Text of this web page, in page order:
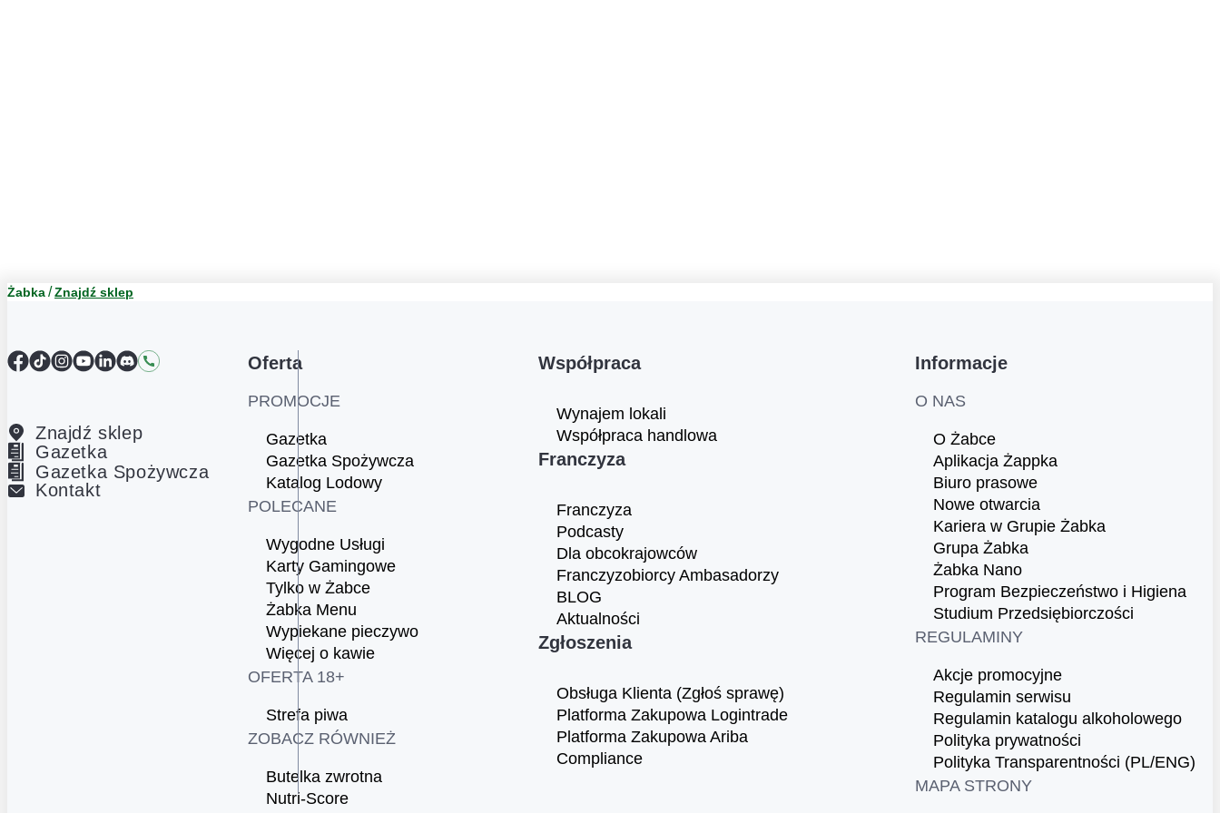
Żabka Znajdź sklep
Facebook
TikTokInstagram
YouTube
LinkedIn
DiscordKontakt
Znajdź sklep
Gazetka
Gazetka Spożywcza
Kontakt
Oferta
PROMOCJE
Gazetka
Gazetka Spożywcza
Katalog Lodowy
POLECANE
Wygodne Usługi
Karty Gamingowe
Tylko w Żabce
Żabka Menu
Wypiekane pieczywo
Więcej o kawie
OFERTA 18+
Strefa piwa
ZOBACZ RÓWNIEŻ
Butelka zwrotna
Nutri-Score
Współpraca
Wynajem lokali
Współpraca handlowa
Franczyza
Franczyza
Podcasty
Dla obcokrajowców
Franczyzobiorcy Ambasadorzy
BLOG
Aktualności
Zgłoszenia
Obsługa Klienta (Zgłoś sprawę)
Platforma Zakupowa Logintrade
Platforma Zakupowa Ariba
Compliance
Informacje
O NAS
O Żabce
Aplikacja Żappka
Biuro prasowe
Nowe otwarcia
Kariera w Grupie Żabka
Grupa Żabka
Żabka Nano
Program Bezpieczeństwo i Higiena
Studium Przedsiębiorczości
REGULAMINY
Akcje promocyjne
Regulamin serwisu
Regulamin katalogu alkoholowego
Polityka prywatności
Polityka Transparentności (PL/ENG)
MAPA STRONY